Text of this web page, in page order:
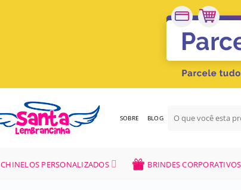
SOBRE BLOG
por:
CHINELOS PERSONALIZADOS BRINDES CORPORATIVOS